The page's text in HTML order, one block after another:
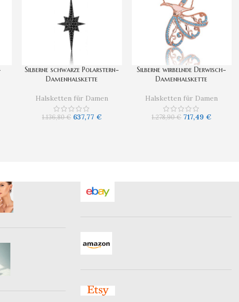
Silberne schwarze Polarstern-
Damenhalskette
Halsketten für Damen
1.136,80€ 637,77 €
Silberne wirbelnde Derwisch-
Damenhalskette
Halsketten für Damen
1.278,90€ 717,49€